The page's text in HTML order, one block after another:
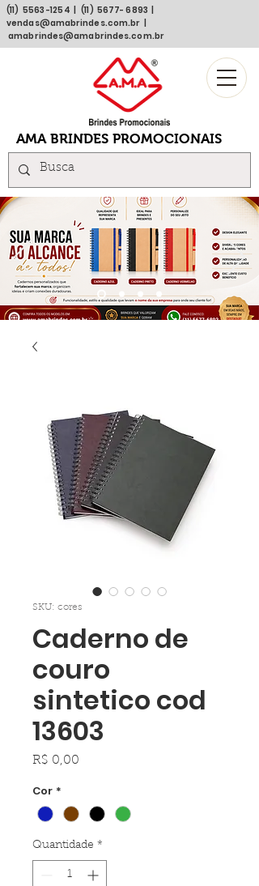
(11) 5563 -1254 | (11) 5677- 6893
vendas@amabrindes.com.br
amabrindes@amabrindes.com.br
AMA BRINDES PROMOCIONAIS
SKU: cores
Caderno de
couro
sintetico cod
13603
R$ 0,00
Cor *
Quantidade *